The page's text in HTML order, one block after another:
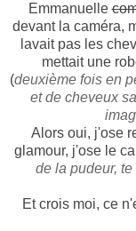
Emmanuelle
devant la caméra,
lavait pas les
mettait une
(deuxième fois en
et de cheveux
Alors oui, j'ose
glamour, j'ose le
de la pudeur,
Et crois moi, ce